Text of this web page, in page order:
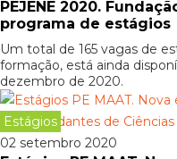
PEJENE 2020.
programa de estágios
Um total de 165 vagas de
formação, está ainda
dezembro de 2020.
Estágios
02 setembro 2020